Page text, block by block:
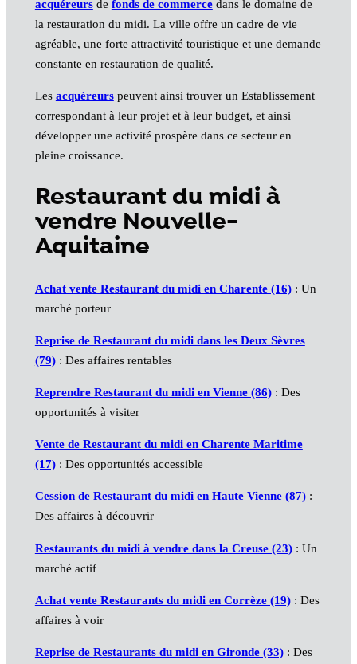
acquéreursde fonds de commercedans le domaine de
la restauration du midi. La ville offre un cadre de vie
agréable, une forte attractivité touristique et une demande
constante en restauration de qualité.
Les acquéreurspeuvent ainsi trouver un Establissement
correspondant à leur projet et à leur budget, et ainsi
développer une activité prospère dans ce secteur en
pleine croissance.
Restaurant du midi à
vendre Nouvelle-
Aquitaine
Achat vente Restaurant du midi en Charente (16): Un
marché porteur
Reprise de Restaurant du midi dans les Deux Sèvres
(79): Des affaires rentables
Reprendre Restaurant du midi en Vienne (86): Des
opportunités à visiter
Vente de Restaurant du midi en Charente Maritime
(17): Des opportunités accessible
Cession de Restaurant du midi en Haute Vienne (87):
Des affaires à découvrir
Restaurants du midi à vendre dans la Creuse (23): Un
marché actif
Achat vente Restaurants du midi en Corrèze (19): Des
affaires à voir
Reprise de Restaurants du midi en Gironde (33): Des